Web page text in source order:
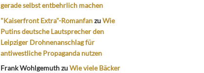
gerade selbst entbehrlich machen
"Kaiserfront Extra"-RomanfanzuWie
Putins deutsche Lautsprecher den
Leipziger Drohnenanschlag für
antiwestliche Propaganda nutzen
Frank WohlgemuthzuWie viele Bäcker